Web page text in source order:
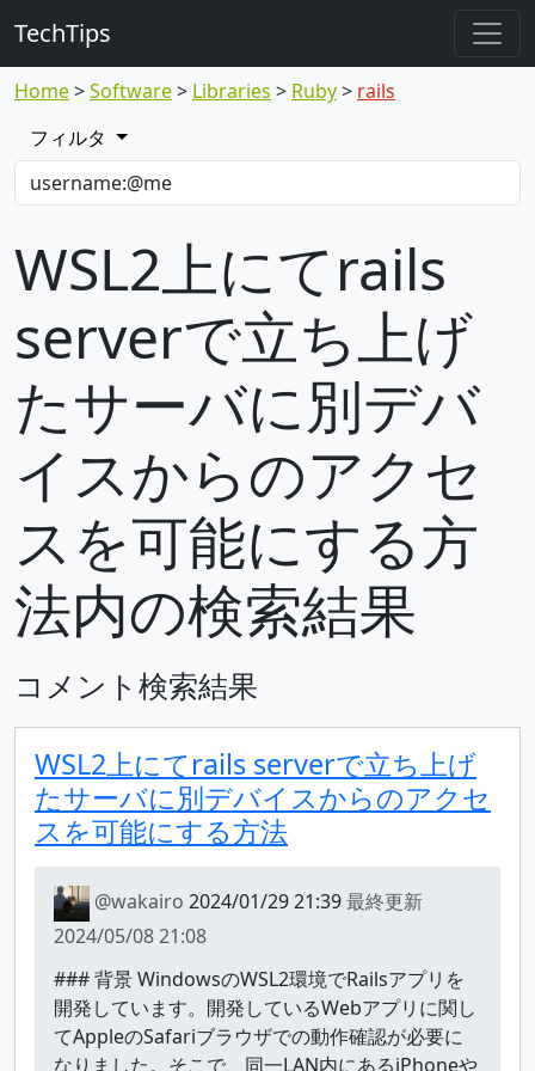
TechTips
Home Software Libraries Ruby
rails
フィルタ
WSL2上にてrails
serverで立ち上げ
たサーバに別デバ
イスからのアクセ
スを可能にする方
法内の検索結果
コメント検索結果
WSL2上にてrails serverで立ち上げ
たサーバに別デバイスからのアクセ
スを可能にする方法
@wakairo 2024/01/29 21:39最終更新
2024/05/08 21:08
### 背景 WindowsのWSL2環境でRailsアプリを
開発しています。開発しているWebアプリに関し
てAppleのSafariブラウザでの動作確認が必要に
なりました。そこで、同一LAN内にあるiPhoneや